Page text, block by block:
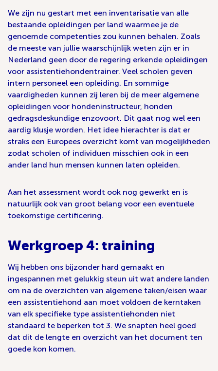
We zijn nu gestart met een inventarisatie van alle
bestaande opleidingen per land waarmee je de
genoemde competenties zou kunnen behalen. Zoals
de meeste van jullie waarschijnlijk weten zijn er in
Nederland geen door de regering erkende opleidingen
voor assistentiehondentrainer. Veel scholen geven
intern personeel een opleiding. En sommige
vaardigheden kunnen zij leren bij de meer algemene
opleidingen voor hondeninstructeur, honden
gedragsdeskundige enzovoort. Dit gaat nog wel een
aardig klusje worden. Het idee hierachter is dat er
straks een Europees overzicht komt van mogelijkheden
zodat scholen of individuen misschien ook in een
ander land hun mensen kunnen laten opleiden.
Aan het assessment wordt ook nog gewerkt en is
natuurlijk ook van groot belang voor een eventuele
toekomstige certificering.
Werkgroep 4: training
Wij hebben ons bijzonder hard gemaakt en
ingespannen met gelukkig steun uit wat andere landen
om na de overzichten van algemene taken/eisen waar
een assistentiehond aan moet voldoen de kerntaken
van elk specifieke type assistentiehonden niet
standaard te beperken tot 3. We snapten heel goed
dat dit de lengte en overzicht van het document ten
goede kon komen.